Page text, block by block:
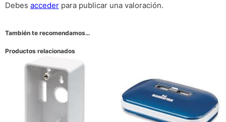
Debes acceder para publicar una valoración.
También te recomendamos…
Productos relacionados